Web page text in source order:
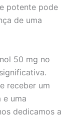
potente pode
de uma
50 mg no
receber um
uma
dedicamos a